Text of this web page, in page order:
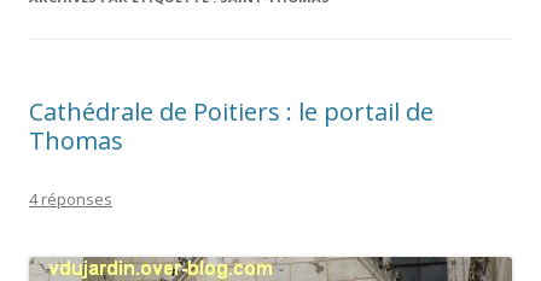
Cathédrale de Poitiers : le portail de
Thomas
4 réponses